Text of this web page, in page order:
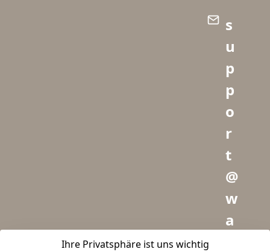
Ihre Privatsphäre ist uns wichtig
s
u
p
p
o
r
t
@
w
a